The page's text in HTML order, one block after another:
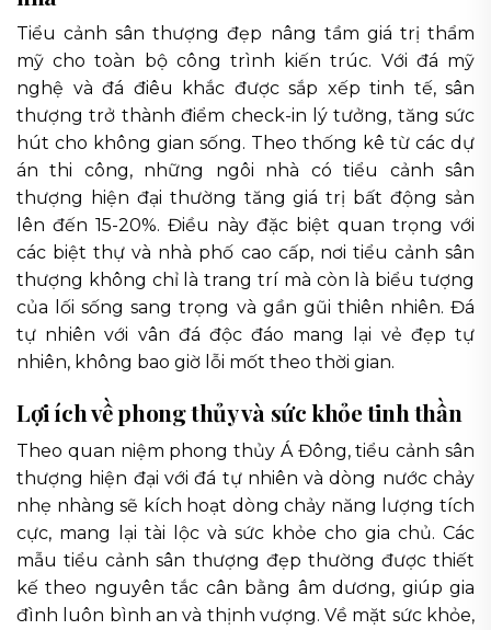
Tiểu cảnh sân thượng đẹp nâng tầm giá trị thẩm
mỹ cho toàn bộ công trình kiến trúc. Với đá mỹ
nghệ và đá điêu khắc được sắp xếp tinh tế, sân
thượng trở thành điểm check-in lý tưởng, tăng sức
hút cho không gian sống. Theo thống kê từ các dự
án thi công, những ngôi nhà có tiểu cảnh sân
thượng hiện đại thường tăng giá trị bất động sản
lên đến 15-20%. Điều này đặc biệt quan trọng với
các biệt thự và nhà phố cao cấp, nơi tiểu cảnh sân
thượng không chỉ là trang trí mà còn là biểu tượng
của lối sống sang trọng và gần gũi thiên nhiên. Đá
tự nhiên với vân đá độc đáo mang lại vẻ đẹp tự
nhiên, không bao giờ lỗi mốt theo thời gian.
Lợi ích về phong thủy và sức khỏe tinh thần
Theo quan niệm phong thủy Á Đông, tiểu cảnh sân
thượng hiện đại với đá tự nhiên và dòng nước chảy
nhẹ nhàng sẽ kích hoạt dòng chảy năng lượng tích
cực, mang lại tài lộc và sức khỏe cho gia chủ. Các
mẫu tiểu cảnh sân thượng đẹp thường được thiết
kế theo nguyên tắc cân bằng âm dương, giúp gia
đình luôn bình an và thịnh vượng. Về mặt sức khỏe,